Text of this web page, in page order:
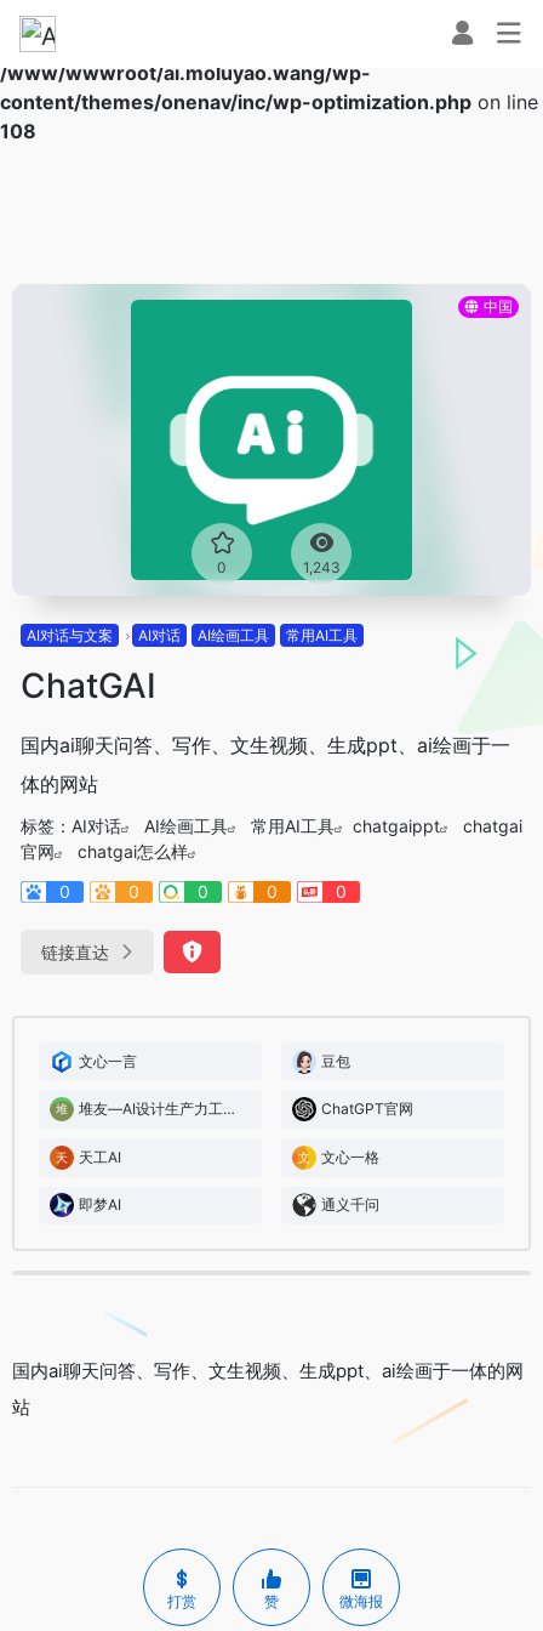
Warning
/www/wwwroot/ai.moluyao.wang/wp-
content/themes/onenav/inc/wp-optimization.php on line
108
中国
0 1,243
AI对话与文案 AI对话 AI绘画工具 常用AI工具
ChatGAI
国内ai聊天问答、写作、文生视频、生成ppt、ai绘画于一
体的网站
标签： AI对话 AI绘画工具 常用AI工具 chatgaippt
chatgai
官网
chatgai怎么样
0
0 0 0 0
链接直达
文心一言 豆包
堆友—AI设计生产力工具：零门槛AI绘画+多种电商设计神器 ChatGPT官网
天工AI 文心一格
即梦AI 通义千问
国内ai聊天问答、写作、文生视频、生成ppt、ai绘画于一体的网
站
打赏 赞 微海报